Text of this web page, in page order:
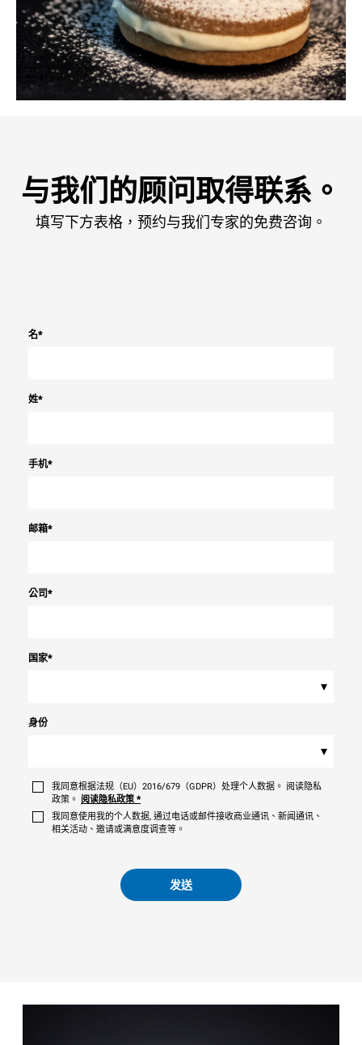
与我们的顾问取得联系。
填写下方表格，预约与我们专家的免费咨询。
名*
姓*
手机*
邮箱*
公司*
国家*
▾
身份
▾
我同意根据法规（EU）2016/679（GDPR）处理个人数据。 阅读隐私
政策。 阅读隐私政策 *
我同意使用我的个人数据, 通过电话或邮件接收商业通讯、新闻通讯、
相关活动、邀请或满意度调查等。
发送